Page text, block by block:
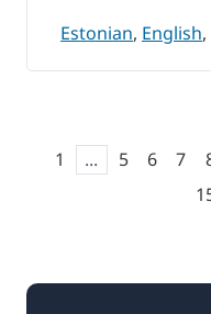
Estonian, English,
1 ... 5 6 7